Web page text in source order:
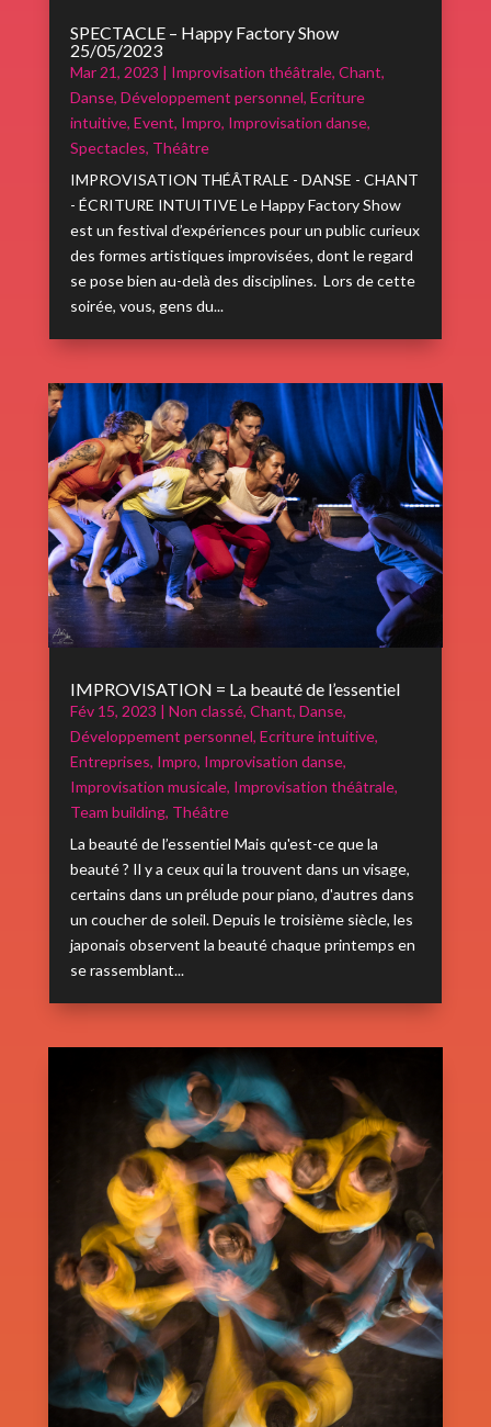
SPECTACLE – Happy Factory Show
25/05/2023
Mar 21, 2023 | Improvisation théâtrale, Chant,
Danse, Développement personnel, Ecriture
intuitive, Event, Impro, Improvisation danse,
Spectacles, Théâtre
IMPROVISATION THÉÂTRALE - DANSE - CHANT
- ÉCRITURE INTUITIVE Le Happy Factory Show
est un festival d’expériences pour un public curieux
des formes artistiques improvisées, dont le regard
se pose bien au-delà des disciplines. Lors de cette
soirée, vous, gens du...
IMPROVISATION = La beauté de l’essentiel
Fév 15, 2023 | Non classé, Chant, Danse,
Développement personnel, Ecriture intuitive,
Entreprises, Impro, Improvisation danse,
Improvisation musicale, Improvisation théâtrale,
Team building, Théâtre
La beauté de l’essentiel Mais qu'est-ce que la
beauté ? Il y a ceux qui la trouvent dans un visage,
certains dans un prélude pour piano, d'autres dans
un coucher de soleil. Depuis le troisième siècle, les
japonais observent la beauté chaque printemps en
se rassemblant...